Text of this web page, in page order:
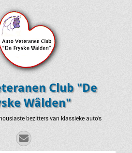
Club "De
Wâlden"
bezitters van klassieke auto’s
E-
mail